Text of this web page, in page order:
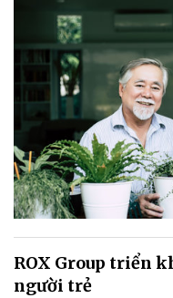
ROX Group triển
người trẻ